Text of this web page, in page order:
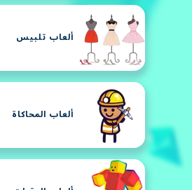
ألعاب تلبيس
ألعاب المحاكاة